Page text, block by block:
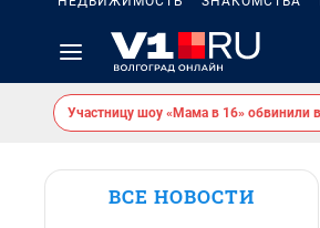
Участницу шоу «Мама в 16» обвинили
ВСЕ НОВОСТИ